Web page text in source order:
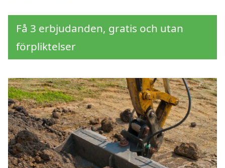
Få 3 erbjudanden, gratis och utan
förpliktelser